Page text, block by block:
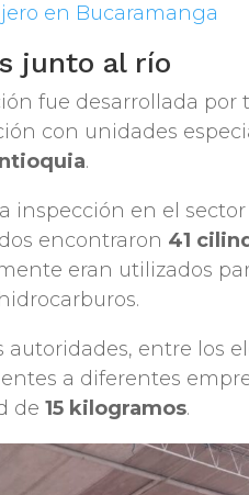
en Bucaramanga
junto al río
fue desarrollada por
con unidades
.
inspección en el
encontraron 41
eran utilizados
autoridades, entre los
a diferentes
de15 kilogramos.